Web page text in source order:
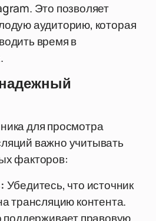
Это позволяет
аудиторию, которая
время в
для просмотра
важно учитывать
факторов:
Убедитесь, что источник
трансляцию контента.